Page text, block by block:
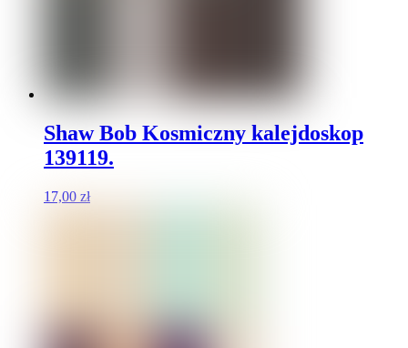
Shaw Bob Kosmiczny kalejdoskop
139119.
17,00 zł